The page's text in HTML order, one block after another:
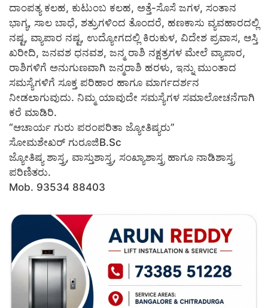
ದಾಂಪತ್ಯ ಕಲಹ, ಕುಟುಂಬ ಕಲಹ, ಅತ್ತೆ-ಸೊಸೆ ಜಗಳ, ಸಂತಾನ
ಭಾಗ್ಯ, ಸಾಲ ಬಾಧೆ, ಶತ್ರುಗಳಿಂದ ತೊಂದರೆ, ಹಣಕಾಸು ವ್ಯವಹಾರದಲ್ಲಿ
ನಷ್ಟ, ವ್ಯಾಪಾರ ನಷ್ಟ, ಉದ್ಯೋಗದಲ್ಲಿ ಕಿರುಕುಳ, ವಿದೇಶ ಪ್ರವಾಸ, ಆಸ್ತಿ
ಖರೀದಿ, ಜನವಶ ಧನವಶ, ಜನ್ಮ ರಾಶಿ ನಕ್ಷತ್ರಗಳ ಮೇಲೆ ವ್ಯಾಪಾರ,
ರಾಶಿಗಳಿಗೆ ಅನುಗುಣವಾಗಿ ಜನ್ಮರಾಶಿ ಹರಳು, ಇನ್ನು ಮುಂತಾದ
ಸಮಸ್ಯೆಗಳಿಗೆ ಸೂಕ್ತ ಪರಿಹಾರ ಹಾಗೂ ಮಾರ್ಗದರ್ಶನ
ನೀಡಲಾಗುವುದು. ನಿಮ್ಮ ಯಾವುದೇ ಸಮಸ್ಯೆಗಳ ಸಮಾಲೋಚನೆಗಾಗಿ
ಕರೆ ಮಾಡಿರಿ.
“ಆಚಾರ್ಯ ಗುರು ಪರಂಪರಿತಾ ಜ್ಯೋತಿಷ್ಯರು”
ಸೋಮಶೇಖರ್ ಗುರೂಜಿB.Sc
ಜ್ಯೋತಿಷ್ಯ ಶಾಸ್ತ್ರ, ವಾಸ್ತುಶಾಸ್ತ್ರ, ಸಂಖ್ಯಾಶಾಸ್ತ್ರ ಹಾಗೂ ನಾಡಿಶಾಸ್ತ್ರ
ಪರಿಣಿತರು.
Mob. 93534 88403